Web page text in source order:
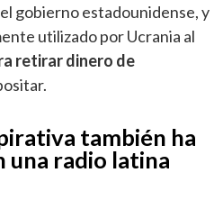
gobierno estadounidense, y
utilizado por Ucrania al
retirar dinero de
también ha
una radio latina